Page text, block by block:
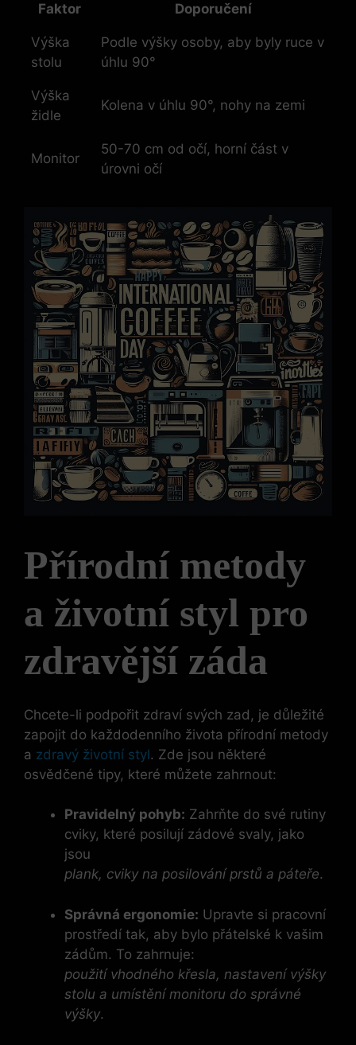
Faktor Doporučení
Výška
stolu
Podle výšky osoby, aby byly ruce v
úhlu 90°
Výška
židle
Kolena v úhlu 90°, nohy na zemi
Monitor
50-70 cm od očí, horní část v
úrovni očí
Přírodní metody
a životní styl pro
zdravější záda
Chcete-li podpořit zdraví svých zad, je důležité
zapojit do každodenního života přírodní metody
a zdravý životní styl. Zde jsou některé
osvědčené tipy, které můžete zahrnout:
Pravidelný pohyb: Zahrňte do své rutiny
cviky, které posilují zádové svaly, jako
jsou
plank, cviky na posilování prstů a páteře.
Správná ergonomie: Upravte si pracovní
prostředí tak, aby bylo přátelské k vašim
zádům. To zahrnuje:
použití vhodného křesla, nastavení výšky
stolu a umístění monitoru do správné
výšky.